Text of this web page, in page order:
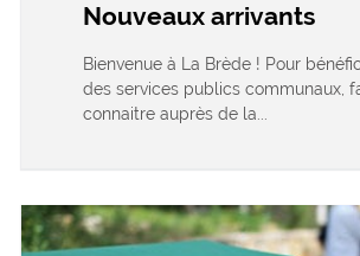
Nouveaux arrivants
Bienvenue à La Brède ! Pour
des services publics communaux,
connaitre auprès de la...